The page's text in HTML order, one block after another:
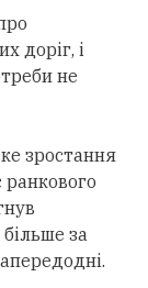
доріг, і
не
зростання
ранкового
за